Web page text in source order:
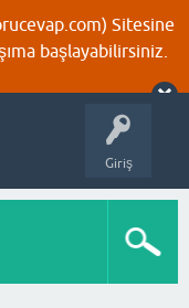
Sitesine
başlayabilirsiniz.
Giriş